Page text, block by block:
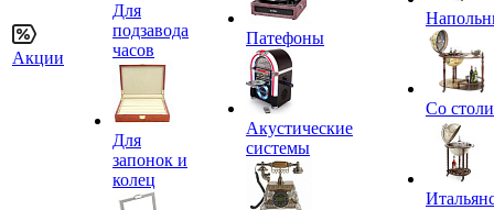
Акции
Для
подзавода
часов
Для
запонок и
колец
Патефоны
Акустические
системы
Со